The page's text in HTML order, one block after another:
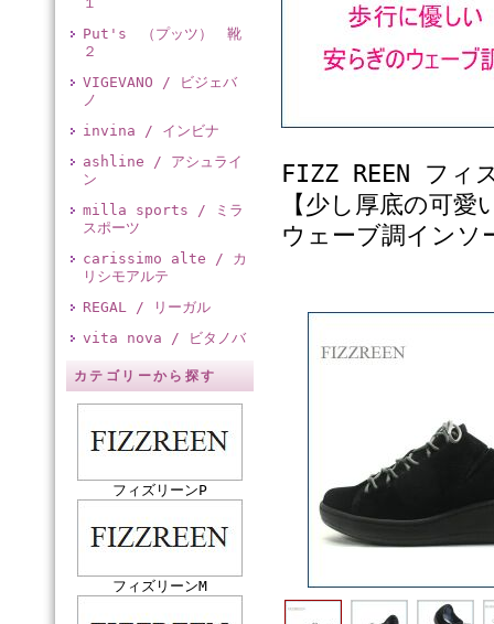
Put's （プッツ） 靴
２
VIGEVANO / ビジェバ
ノ
invina / インビナ
ashline / アシュライ
ン
milla sports / ミラ
スポーツ
carissimo alte / カ
リシモアルテ
REGAL / リーガル
vita nova / ビタノバ
カテゴリーから探す
フィズリーンP
フィズリーンM
FIZZ REEN フ
【少し厚底の可
ウェーブ調イン